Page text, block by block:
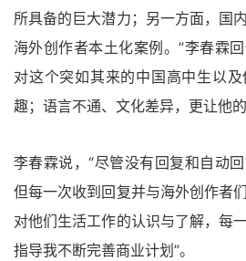
所具备的巨大潜力；另一方面，国
海外创作者本土化案例。”李春霖
对这个突如其来的中国高中生以
趣；语言不通、文化差异，更让他
李春霖说，“尽管没有回复和自动
但每一次收到回复并与海外创作者
对他们生活工作的认识与了解，每
指导我不断完善商业计划”。